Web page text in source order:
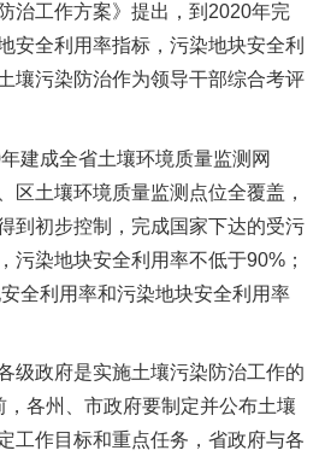
治工作方案》提出，到2020年完
安全利用率指标，污染地块安全利
壤污染防治作为领导干部综合考评
建成全省土壤环境质量监测网
区土壤环境质量监测点位全覆盖，
到初步控制，完成国家下达的受污
污染地块安全利用率不低于90%；
全利用率和污染地块安全利用率
级政府是实施土壤污染防治工作的
各州、市政府要制定并公布土壤
工作目标和重点任务，省政府与各